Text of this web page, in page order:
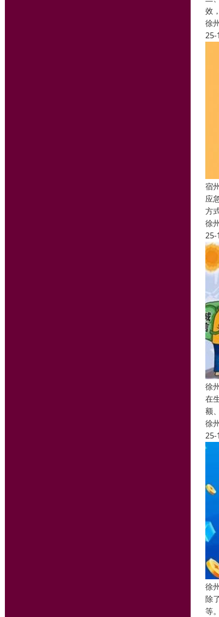
效
徐
25-
宿
应
方
徐
25-
徐
在
额
徐
25-
徐
除
等